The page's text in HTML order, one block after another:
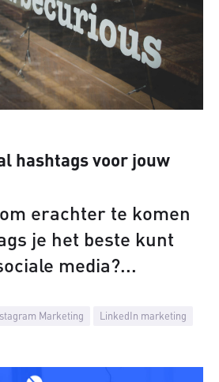
Marketing LinkedIn marketing
hashtags voor jouw
erachter te komen
je het beste kunt
media?